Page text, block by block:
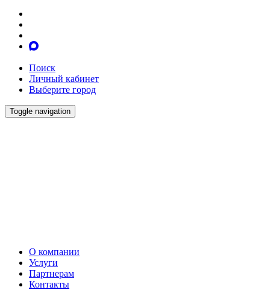
Поиск
Личный кабинет
Выберите город
Toggle navigation
О компании
Услуги
Партнерам
Контакты